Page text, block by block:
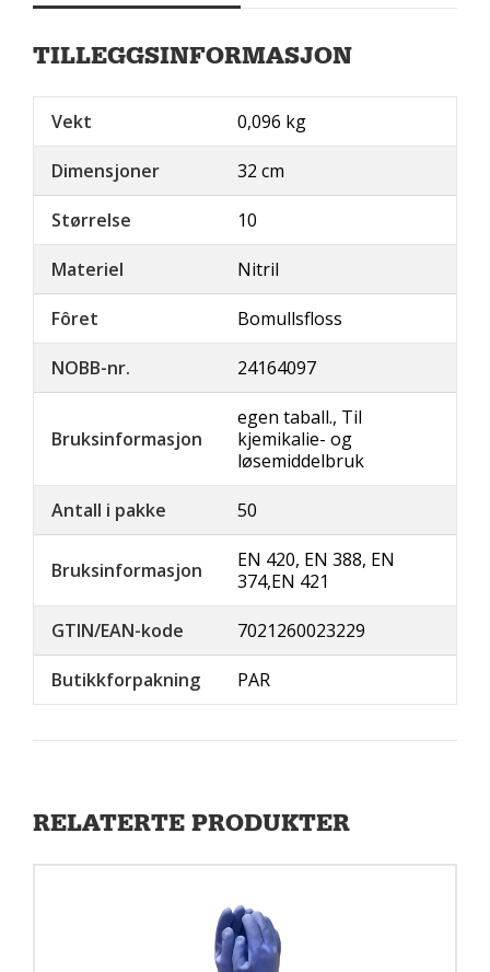
TILLEGGSINFORMASJON
Vekt 0,096 kg
Dimensjoner 32 cm
Størrelse 10
Materiel Nitril
Fôret Bomullsfloss
NOBB-nr. 24164097
Bruksinformasjon
egen taball., Til
kjemikalie- og
løsemiddelbruk
Antall i pakke 50
Bruksinformasjon
EN 420, EN 388, EN
374,EN 421
GTIN/EAN-kode 7021260023229
Butikkforpakning PAR
RELATERTE PRODUKTER